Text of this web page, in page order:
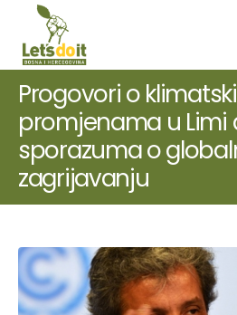
Progovori o
promjenama u Limi
sporazuma o
zagrijavanju